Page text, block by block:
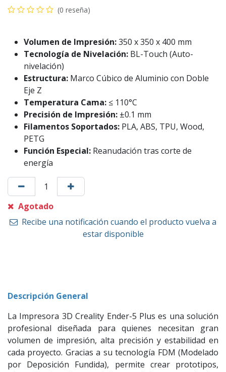
(0 reseña)
Volumen de Impresión:350 x 350 x 400 mm
Tecnología de Nivelación: BL-Touch (Auto-
nivelación)
Estructura: Marco Cúbico de Aluminio con Doble
Eje Z
Temperatura Cama: ≤ 110°C
Precisión de Impresión: ±0.1 mm
Filamentos Soportados: PLA, ABS, TPU, Wood,
PETG
Función Especial: Reanudación tras corte de
energía
Agotado
Recibe una notificación cuando el producto vuelva a
estar disponible
Descripción General
La Impresora 3D Creality Ender-5 Plus es una solución
profesional diseñada para quienes necesitan gran
volumen de impresión, alta precisión y estabilidad en
cada proyecto. Gracias a su tecnología FDM (Modelado
por Deposición Fundida), permite crear prototipos,